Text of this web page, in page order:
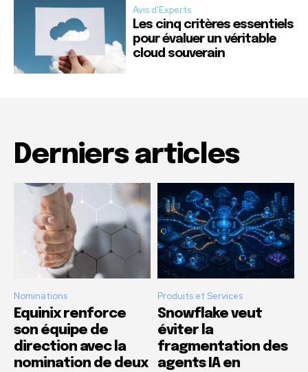
Avis d'Experts
Les cinq critères essentiels
pour évaluer un véritable
cloud souverain
Derniers articles
Nominations
Equinix renforce
son équipe de
direction avec la
nomination de deux
Produits et Services
Snowflake veut
éviter la
fragmentation des
agents IA en